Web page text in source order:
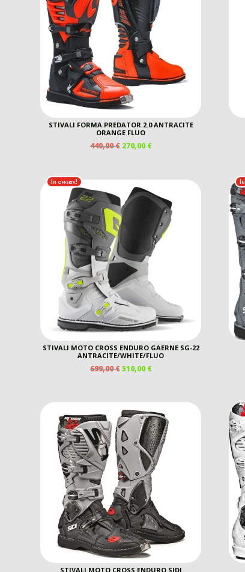
STIVALI FORMA PREDATOR 2.0 ANTRACITE
ORANGE FLUO
440,00€ IL
440,00 €.
270,00€IL
In offerta!
STIVALI MOTO CROSS ENDURO GAERNE SG-22
ANTRACITE/WHITE/FLUO
699,00€IL
ERA:
699,00 €.
510,00€IL
È:
510,00 €.